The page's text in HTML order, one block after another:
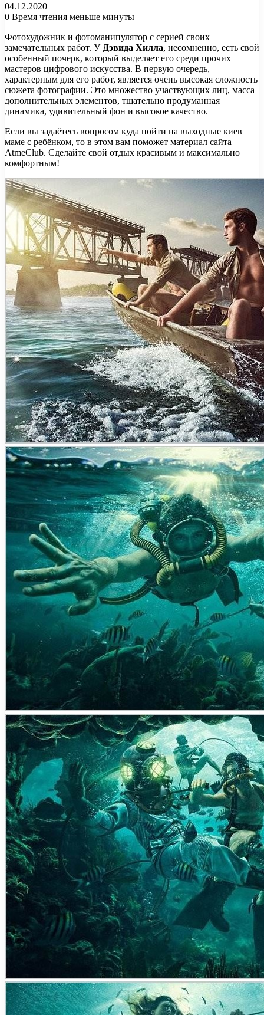
04.12.2020
0 Время чтения меньше минуты
Фотохудожник и фотоманипулятор с серией своих
замечательных работ. У Дэвида Хилла, несомненно, есть свой
особенный почерк, который выделяет его среди прочих
мастеров цифрового искусства. В первую очередь,
характерным для его работ, является очень высокая сложность
сюжета фотографии. Это множество участвующих лиц, масса
дополнительных элементов, тщательно продуманная
динамика, удивительный фон и высокое качество.
Если вы задаётесь вопросом куда пойти на выходные киев
маме с ребёнком, то в этом вам поможет материал сайта
AtmeClub. Сделайте свой отдых красивым и максимально
комфортным!